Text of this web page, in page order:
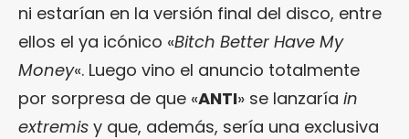
ni estarían en la versión final del disco, entre
ellos el ya icónico «Bitch Better Have My
Money«. Luego vino el anuncio totalmente
por sorpresa de que «ANTI» se lanzaría in
extremis y que, además, sería una exclusiva